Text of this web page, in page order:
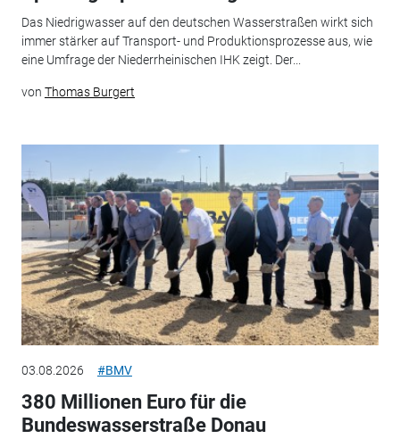
Das Niedrigwasser auf den deutschen Wasserstraßen wirkt sich
immer stärker auf Transport- und Produktionsprozesse aus, wie
eine Umfrage der Niederrheinischen IHK zeigt. Der...
von Thomas Burgert
03.08.2026 #BMV
380 Millionen Euro für die
Bundeswasserstraße Donau